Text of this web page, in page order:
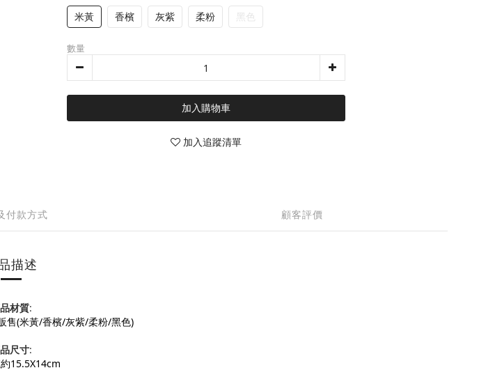
米黃 香檳 灰紫 柔粉 黑色
數量
加入購物車
加入追蹤清單
付款方式 顧客評價
描述
材質:
售(米黃/香檳/灰紫/柔粉/黑色)
尺寸:
15.5X14cm